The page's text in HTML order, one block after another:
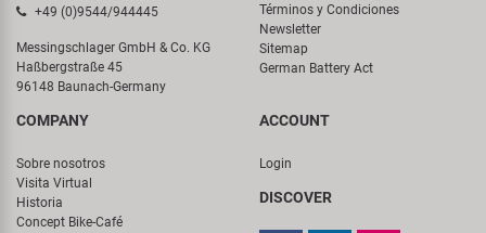
+49 (0)9544/944445
Messingschlager GmbH & Co. KG
Haßbergstraße 45
96148 Baunach-Germany
Términos y Condiciones
Newsletter
Sitemap
German Battery Act
COMPANY
Sobre nosotros
Visita Virtual
Historia
Concept Bike-Café
ACCOUNT
Login
DISCOVER